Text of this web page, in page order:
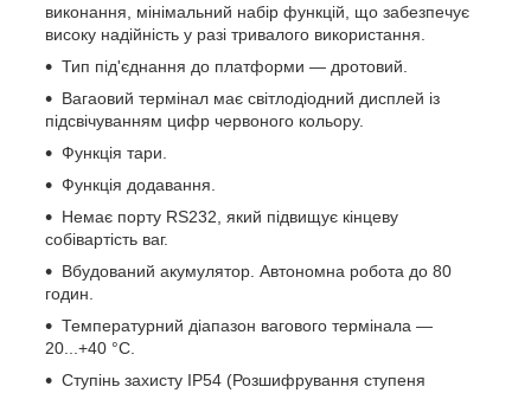
виконання, мінімальний набір функцій, що забезпечує
високу надійність у разі тривалого використання.
Тип під'єднання до платформи — дротовий.
Вагаовий термінал має світлодіодний дисплей із
підсвічуванням цифр червоного кольору.
Функція тари.
Функція додавання.
Немає порту RS232, який підвищує кінцеву
собівартість ваг.
Вбудований акумулятор. Автономна робота до 80
годин.
Температурний діапазон вагового термінала —
20...+40 °C.
Ступінь захисту IP54 (Розшифрування ступеня